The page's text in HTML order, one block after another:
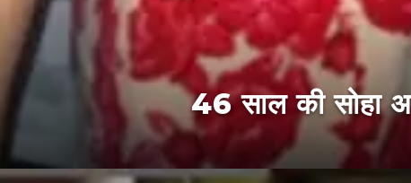
46 साल की सोहा